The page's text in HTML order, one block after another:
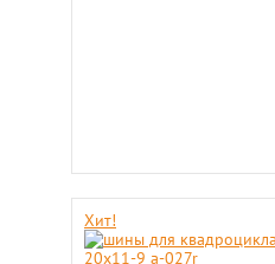
Хит!